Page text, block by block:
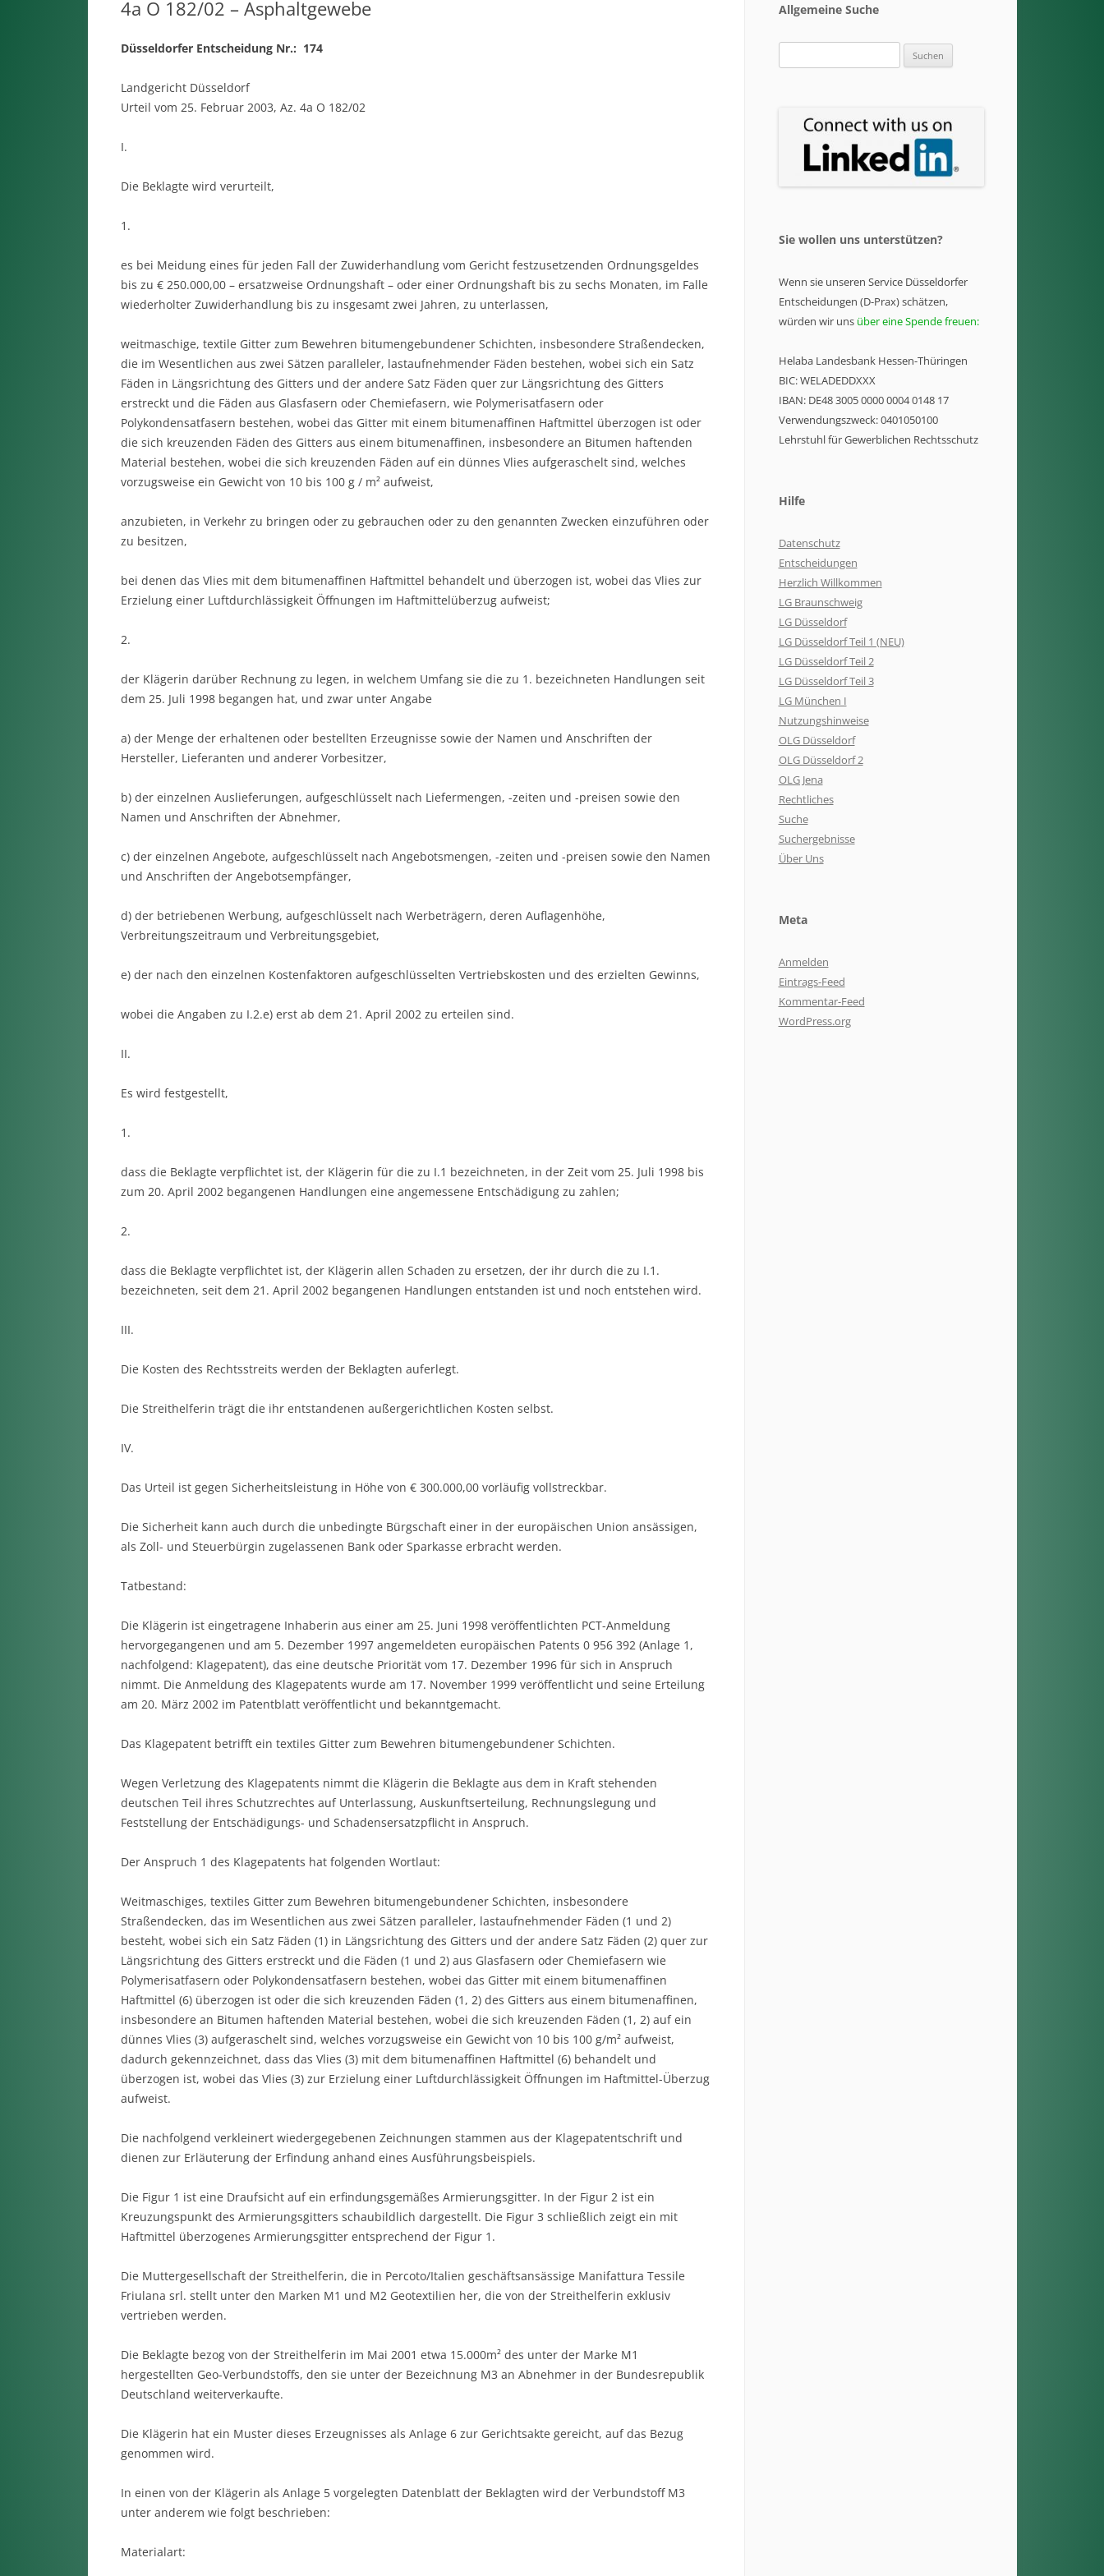
4a O 182/02 – Asphaltgewebe
Düsseldorfer Entscheidung Nr.: 174
Landgericht Düsseldorf
Urteil vom 25. Februar 2003, Az. 4a O 182/02
I.
Die Beklagte wird verurteilt,
1.
es bei Meidung eines für jeden Fall der Zuwiderhandlung vom Gericht festzusetzenden Ordnungsgeldes
bis zu € 250.000,00 – ersatzweise Ordnungshaft – oder einer Ordnungshaft bis zu sechs Monaten, im Falle
wiederholter Zuwiderhandlung bis zu insgesamt zwei Jahren, zu unterlassen,
weitmaschige, textile Gitter zum Bewehren bitumengebundener Schichten, insbesondere Straßendecken,
die im Wesentlichen aus zwei Sätzen paralleler, lastaufnehmender Fäden bestehen, wobei sich ein Satz
Fäden in Längsrichtung des Gitters und der andere Satz Fäden quer zur Längsrichtung des Gitters
erstreckt und die Fäden aus Glasfasern oder Chemiefasern, wie Polymerisatfasern oder
Polykondensatfasern bestehen, wobei das Gitter mit einem bitumenaffinen Haftmittel überzogen ist oder
die sich kreuzenden Fäden des Gitters aus einem bitumenaffinen, insbesondere an Bitumen haftenden
Material bestehen, wobei die sich kreuzenden Fäden auf ein dünnes Vlies aufgeraschelt sind, welches
vorzugsweise ein Gewicht von 10 bis 100 g / m² aufweist,
anzubieten, in Verkehr zu bringen oder zu gebrauchen oder zu den genannten Zwecken einzuführen oder
zu besitzen,
bei denen das Vlies mit dem bitumenaffinen Haftmittel behandelt und überzogen ist, wobei das Vlies zur
Erzielung einer Luftdurchlässigkeit Öffnungen im Haftmittelüberzug aufweist;
2.
der Klägerin darüber Rechnung zu legen, in welchem Umfang sie die zu 1. bezeichneten Handlungen seit
dem 25. Juli 1998 begangen hat, und zwar unter Angabe
a) der Menge der erhaltenen oder bestellten Erzeugnisse sowie der Namen und Anschriften der
Hersteller, Liefe­ran­ten und anderer Vorbesitzer,
b) der einzelnen Auslieferungen, aufgeschlüsselt nach Liefer­mengen, -zeiten und -preisen sowie den
Namen und Anschriften der Ab­nehmer,
c) der einzelnen Angebote, aufgeschlüsselt nach Angebots­men­gen, -zeiten und -preisen sowie den Namen
und Anschriften der Ange­bots­empfänger,
d) der betriebenen Werbung, aufgeschlüsselt nach Werbe­trä­gern, deren Auflagenhöhe,
Verbreitungszeitraum und Ver­breitungsgebiet,
e) der nach den einzelnen Kostenfaktoren aufgeschlüsselten Vertriebskosten und des erzielten Gewinns,
wobei die Angaben zu I.2.e) erst ab dem 21. April 2002 zu erteilen sind.
II.
Es wird festgestellt,
1.
dass die Beklagte verpflichtet ist, der Klägerin für die zu I.1 bezeichneten, in der Zeit vom 25. Juli 1998 bis
zum 20. April 2002 begangenen Hand­lungen eine angemessene Entschädigung zu zahlen;
2.
dass die Beklagte verpflichtet ist, der Klägerin allen Schaden zu ersetzen, der ihr durch die zu I.1.
bezeichneten, seit dem 21. April 2002 begangenen Handlungen entstanden ist und noch entstehen wird.
III.
Die Kosten des Rechtsstreits werden der Beklagten auferlegt.
Die Streithelferin trägt die ihr entstandenen außergerichtlichen Kosten selbst.
IV.
Das Urteil ist gegen Sicherheitsleistung in Höhe von € 300.000,00 vorläufig vollstreckbar.
Die Sicherheit kann auch durch die unbedingte Bürgschaft einer in der europäischen Union ansässigen,
als Zoll- und Steuerbürgin zugelassenen Bank oder Sparkasse erbracht werden.
Tatbestand:
Die Klägerin ist eingetragene Inhaberin aus einer am 25. Juni 1998 veröffentlichten PCT-Anmeldung
hervorgegangenen und am 5. Dezember 1997 angemeldeten europäischen Patents 0 956 392 (Anlage 1,
nachfolgend: Klagepatent), das eine deutsche Priorität vom 17. Dezember 1996 für sich in Anspruch
nimmt. Die Anmeldung des Klagepatents wurde am 17. November 1999 veröffentlicht und seine Erteilung
am 20. März 2002 im Patentblatt veröffentlicht und bekanntgemacht.
Das Klagepatent betrifft ein textiles Gitter zum Bewehren bitumengebundener Schichten.
Wegen Verletzung des Klagepatents nimmt die Klägerin die Beklagte aus dem in Kraft stehenden
deutschen Teil ihres Schutzrechtes auf Unterlassung, Auskunftserteilung, Rechnungslegung und
Feststellung der Entschädigungs- und Schadensersatzpflicht in Anspruch.
Der Anspruch 1 des Klagepatents hat folgenden Wortlaut:
Weitmaschiges, textiles Gitter zum Bewehren bitumengebundener Schichten, insbesondere
Straßendecken, das im Wesentlichen aus zwei Sätzen paralleler, lastaufnehmender Fäden (1 und 2)
besteht, wobei sich ein Satz Fäden (1) in Längsrichtung des Gitters und der andere Satz Fäden (2) quer zur
Längsrichtung des Gitters erstreckt und die Fäden (1 und 2) aus Glasfasern oder Chemiefasern wie
Polymerisatfasern oder Polykondensatfasern bestehen, wobei das Gitter mit einem bitumenaffinen
Haftmittel (6) überzogen ist oder die sich kreuzenden Fäden (1, 2) des Gitters aus einem bitumenaffinen,
insbesondere an Bitumen haftenden Material bestehen, wobei die sich kreuzenden Fäden (1, 2) auf ein
dünnes Vlies (3) aufgeraschelt sind, welches vorzugsweise ein Gewicht von 10 bis 100 g/m² aufweist,
dadurch gekennzeichnet, dass das Vlies (3) mit dem bitumenaffinen Haftmittel (6) behandelt und
überzogen ist, wobei das Vlies (3) zur Erzielung einer Luftdurchlässigkeit Öffnungen im Haftmittel-Überzug
aufweist.
Die nachfolgend verkleinert wiedergegebenen Zeichnungen stammen aus der Klagepatentschrift und
dienen zur Erläuterung der Erfindung anhand eines Ausführungsbeispiels.
Die Figur 1 ist eine Draufsicht auf ein erfindungsgemäßes Armierungsgitter. In der Figur 2 ist ein
Kreuzungspunkt des Armierungsgitters schaubildlich dargestellt. Die Figur 3 schließlich zeigt ein mit
Haftmittel überzogenes Armierungsgitter entsprechend der Figur 1.
Die Muttergesellschaft der Streithelferin, die in Percoto/Italien geschäftsansässige Manifattura Tessile
Friulana srl. stellt unter den Marken M1 und M2 Geotextilien her, die von der Streithelferin exklusiv
vertrieben werden.
Die Beklagte bezog von der Streithelferin im Mai 2001 etwa 15.000m² des unter der Marke M1
hergestellten Geo-Verbundstoffs, den sie unter der Bezeichnung M3 an Abnehmer in der Bundesrepublik
Deutschland weiterverkaufte.
Die Klägerin hat ein Muster dieses Erzeugnisses als Anlage 6 zur Gerichtsakte gereicht, auf das Bezug
genommen wird.
In einen von der Klägerin als Anlage 5 vorgelegten Datenblatt der Beklagten wird der Verbundstoff M3
unter anderem wie folgt beschrieben:
Materialart:
Allgemeine Suche
nach:
Sie wollen uns unterstützen?
Wenn sie unseren Service Düsseldorfer
Entscheidungen (D-Prax) schätzen,
würden wir uns über eine Spende freuen:
Helaba Landesbank Hessen-Thüringen
BIC: WELADEDDXXX
IBAN: DE48 3005 0000 0004 0148 17
Verwendungszweck: 0401050100
Lehrstuhl für Gewerblichen Rechtsschutz
Hilfe
Datenschutz
Entscheidungen
Herzlich Willkommen
LG Braunschweig
LG Düsseldorf
LG Düsseldorf Teil 1 (NEU)
LG Düsseldorf Teil 2
LG Düsseldorf Teil 3
LG München I
Nutzungshinweise
OLG Düsseldorf
OLG Düsseldorf 2
OLG Jena
Rechtliches
Suche
Suchergebnisse
Über Uns
Meta
Anmelden
Eintrags-Feed
Kommentar-Feed
WordPress.org